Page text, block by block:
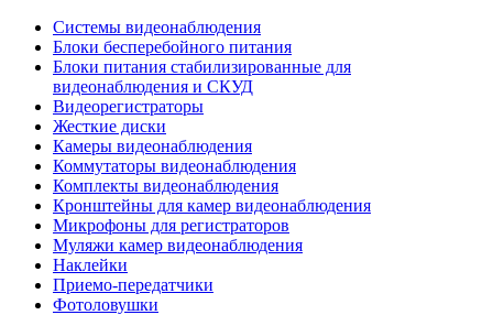
Системы видеонаблюдения
Блоки бесперебойного питания
Блоки питания стабилизированные для
видеонаблюдения и СКУД
Видеорегистраторы
Жесткие диски
Камеры видеонаблюдения
Коммутаторы видеонаблюдения
Комплекты видеонаблюдения
Кронштейны для камер видеонаблюдения
Микрофоны для регистраторов
Муляжи камер видеонаблюдения
Наклейки
Приемо-передатчики
Фотоловушки